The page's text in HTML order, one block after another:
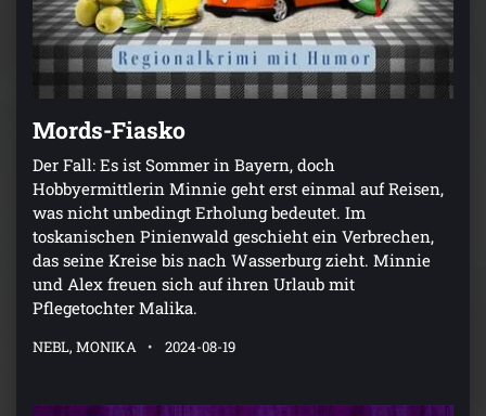
Mords-Fiasko
Der Fall: Es ist Sommer in Bayern, doch
Hobbyermittlerin Minnie geht erst einmal auf Reisen,
was nicht unbedingt Erholung bedeutet. Im
toskanischen Pinienwald geschieht ein Verbrechen,
das seine Kreise bis nach Wasserburg zieht. Minnie
und Alex freuen sich auf ihren Urlaub mit
Pflegetochter Malika.
NEBL, MONIKA 2024-08-19